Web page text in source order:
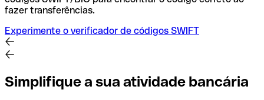
fazer transferências.
Experimente o verificador de códigos SWIFT
Simplifique a sua atividade bancária